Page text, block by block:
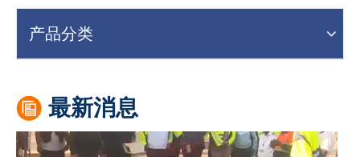
产品分类
最新消息
GITEX 收官 | 久通 AI 创新技术引领供应链数字化产业新格局
2025年10月17日，全球科技盛会GITEX Global 2025在阿联酋迪